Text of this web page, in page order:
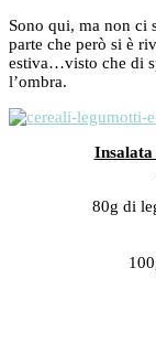
Sono qui, ma non ci
parte che però si è
estiva…visto che di
l’ombra.
Insalata
80g di